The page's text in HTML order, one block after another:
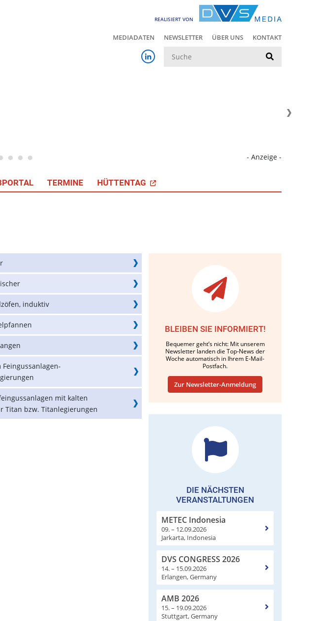
REALISIERT VON
MEDIADATEN NEWSLETTER ÜBER UNS KONTAKT
- Anzeige -
TERMINE HÜTTENTAG
induktiv
Feingussanlagen-
mit kalten
Titan bzw. Titanlegierungen
BLEIBEN SIE INFORMIERT!
Bequemer geht’s nicht: Mit unserem
Newsletter landen die Top-News der
Woche automatisch in Ihrem E-Mail-
Postfach.
Zur Newsletter-Anmeldung
DIE NÄCHSTEN
VERANSTALTUNGEN
METEC Indonesia
09. – 12.09.2026
Jarkarta, Indonesia
DVS CONGRESS 2026
14. – 15.09.2026
Erlangen, Germany
AMB 2026
15. – 19.09.2026
Stuttgart, Germany